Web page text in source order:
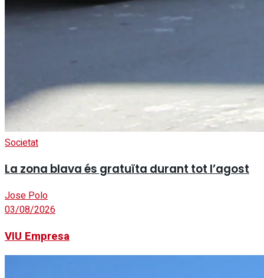
Societat
La zona blava és gratuïta durant tot l’agost
Jose Polo
03/08/2026
VIU Empresa